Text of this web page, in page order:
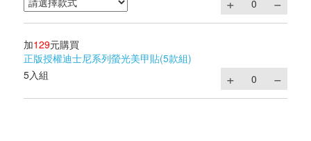
加129元購買
正版授權迪士尼系列螢光美甲貼(5款組)
5入組